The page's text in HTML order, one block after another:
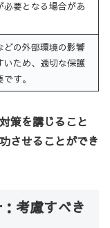
必要となる場合があ
どの外部環境の影響
いため、適切な保護
す。
策を講じること
させることができ
考慮すべき